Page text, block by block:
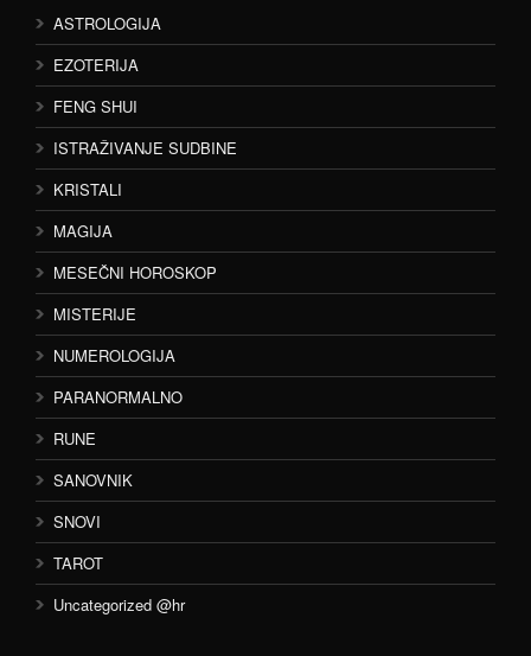
ASTROLOGIJA
EZOTERIJA
FENG SHUI
ISTRAŽIVANJE SUDBINE
KRISTALI
MAGIJA
MESEČNI HOROSKOP
MISTERIJE
NUMEROLOGIJA
PARANORMALNO
RUNE
SANOVNIK
SNOVI
TAROT
Uncategorized @hr